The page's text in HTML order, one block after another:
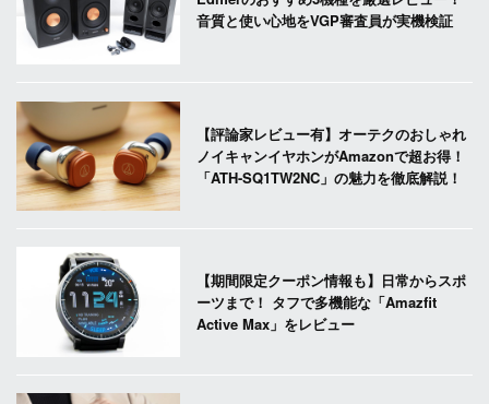
音質と使い心地をVGP審査員が実機検証
【評論家レビュー有】オーテクのおしゃれ
ノイキャンイヤホンがAmazonで超お得！
「ATH-SQ1TW2NC」の魅力を徹底解説！
【期間限定クーポン情報も】日常からスポ
ーツまで！ タフで多機能な「Amazfit
Active Max」をレビュー